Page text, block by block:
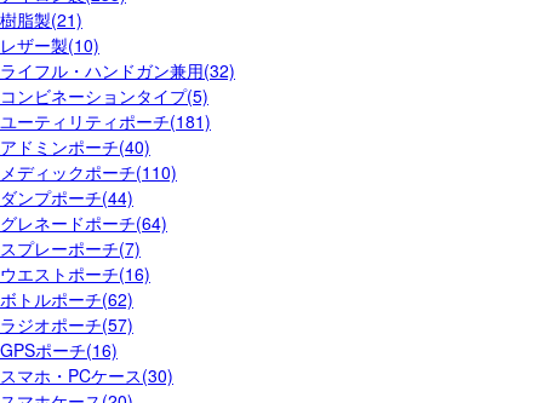
樹脂製(21)
レザー製(10)
ライフル・ハンドガン兼用(32)
コンビネーションタイプ(5)
ユーティリティポーチ(181)
アドミンポーチ(40)
メディックポーチ(110)
ダンプポーチ(44)
グレネードポーチ(64)
スプレーポーチ(7)
ウエストポーチ(16)
ボトルポーチ(62)
ラジオポーチ(57)
GPSポーチ(16)
スマホ・PCケース(30)